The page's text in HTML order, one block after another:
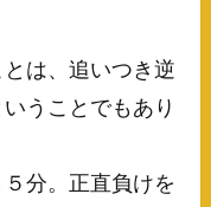
は、追いつき逆
うことでもあり
分。正直負けを